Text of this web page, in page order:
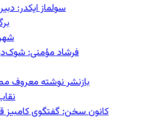
سولماز ایکدر:
فرشاد مؤمنی:
بازنشر نوشته معروف
کانون سخن: گفتگوی کامبیز